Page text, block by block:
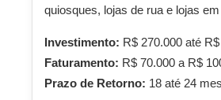
quiosques, lojas de rua e lojas
Investimento: R$ 270.000 até
Faturamento: R$ 70.000 a R$
Prazo de Retorno: 18 até 24